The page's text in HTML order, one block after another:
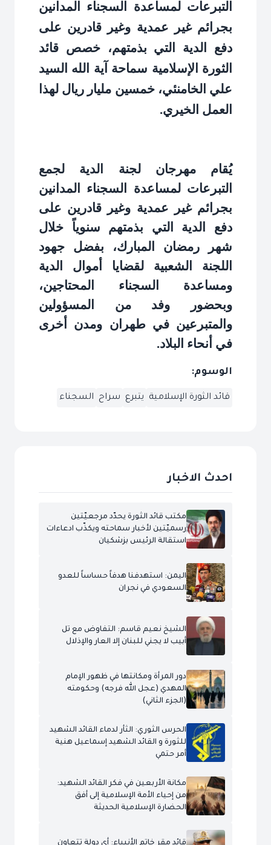
التبرعات لمساعدة السجناء المدانين
بجرائم غير عمدية وغير قادرين على
دفع الدية التي بذمتهم، خصص قائد
الثورة الإسلامية سماحة آية الله السيد
علي الخامنئي، خمسين مليار ريال لهذا
العمل الخيري.
يُقام مهرجان لجنة الدية لجمع
التبرعات لمساعدة السجناء المدانين
بجرائم غير عمدية وغير قادرين على
دفع الدية التي بذمتهم سنوياً خلال
شهر رمضان المبارك، بفضل جهود
اللجنة الشعبية لقضايا أموال الدية
ومساعدة السجناء المحتاجين،
وبحضور وفد من المسؤولين
والمتبرعين في طهران ومدن أخرى
في أنحاء البلاد.
الوسوم:
قائد الثورة الإسلامية يتبرع سراح السجناء
احدث الاخبار
مكتب قائد الثورة يحدّد مرجعيّتين
رسميّتين لأخبار سماحته ويكذّب ادعاءات
استقالة الرئيس بزشكيان
اليمن: استهدفنا هدفاً حساساً للعدو
السعودي في نجران
الشيخ نعيم قاسم: التفاوض مع تل
أبيب لا يجني للبنان إلا العار والإذلال
دور المرأة ومكانتها في ظهور الإمام
المهدي (عجل الله فرجه) وحكومته
(الجزء الثاني)
الحرس الثوري: الثأر لدماء القائد الشهيد
للثورة و القائد الشهيد إسماعيل هنية
أمر حتمي
مكانة الأربعين في فكر القائد الشهيد:
من إحياء الأمة الإسلامية إلى أفق
الحضارة الإسلامية الحديثة
قائد مقر خاتم الأنبياء: أي دولة تتعاون